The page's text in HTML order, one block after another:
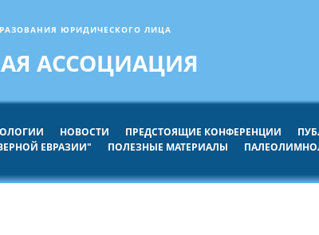
ЮРИДИЧЕСКОГО ЛИЦА
АССОЦИАЦИЯ
НОВОСТИ ПРЕДСТОЯЩИЕ КОНФЕРЕНЦИИ
ЕВРАЗИИ"
ПОЛЕЗНЫЕ МАТЕРИАЛЫ